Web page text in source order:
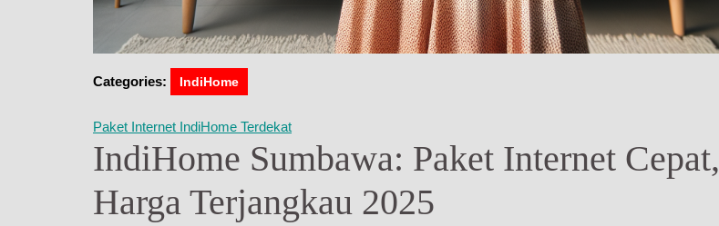
Categories: IndiHome
Paket Internet IndiHome Terdekat
IndiHome Sumbawa: Paket Internet Cepat,
Harga Terjangkau 2025